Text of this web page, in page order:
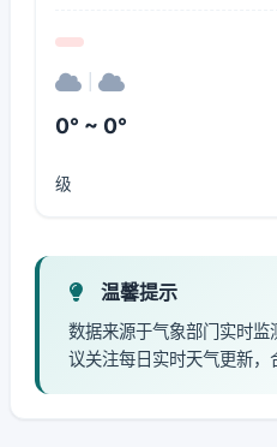
0° ~ 0°
级
温馨提示
数据来源于气象部门实时
议关注每日实时天气更新，